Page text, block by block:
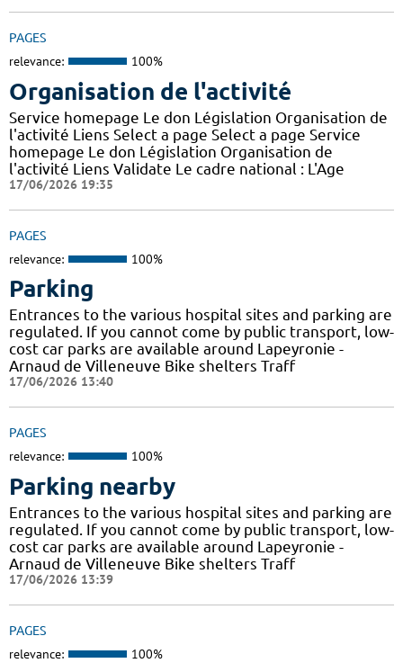
PAGES
relevance: 100%
Organisation de l'activité
Service homepage Le don Législation Organisation de
l'activité Liens Select a page Select a page Service
homepage Le don Législation Organisation de
l'activité Liens Validate Le cadre national : L'Age
17/06/2026 19:35
PAGES
relevance: 100%
Parking
Entrances to the various hospital sites and parking are
regulated. If you cannot come by public transport, low-
cost car parks are available around Lapeyronie -
Arnaud de Villeneuve Bike shelters Traff
17/06/2026 13:40
PAGES
relevance: 100%
Parking nearby
Entrances to the various hospital sites and parking are
regulated. If you cannot come by public transport, low-
cost car parks are available around Lapeyronie -
Arnaud de Villeneuve Bike shelters Traff
17/06/2026 13:39
PAGES
relevance: 100%